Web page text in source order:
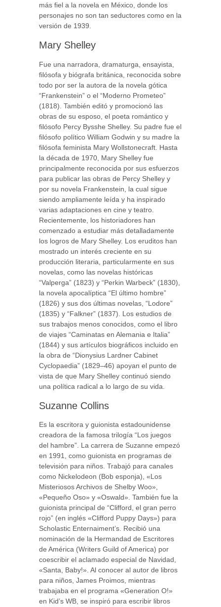
más fiel a la novela en México, donde los
personajes no son tan seductores como en la
versión de 1939.
Mary Shelley
Fue una narradora, dramaturga, ensayista,
filósofa y biógrafa británica, reconocida sobre
todo por ser la autora de la novela gótica
“Frankenstein” o el “Moderno Prometeo”
(1818). También editó y promocionó las
obras de su esposo, el poeta romántico y
filósofo Percy Bysshe Shelley. Su padre fue el
filósofo político William Godwin y su madre la
filósofa feminista Mary Wollstonecraft. Hasta
la década de 1970, Mary Shelley fue
principalmente reconocida por sus esfuerzos
para publicar las obras de Percy Shelley y
por su novela Frankenstein, la cual sigue
siendo ampliamente leída y ha inspirado
varias adaptaciones en cine y teatro.
Recientemente, los historiadores han
comenzado a estudiar más detalladamente
los logros de Mary Shelley. Los eruditos han
mostrado un interés creciente en su
producción literaria, particularmente en sus
novelas, como las novelas históricas
“Valperga” (1823) y “Perkin Warbeck” (1830),
la novela apocalíptica “El último hombre”
(1826) y sus dos últimas novelas, “Lodore”
(1835) y “Falkner” (1837). Los estudios de
sus trabajos menos conocidos, como el libro
de viajes “Caminatas en Alemania e Italia”
(1844) y sus artículos biográficos incluido en
la obra de “Dionysius Lardner Cabinet
Cyclopaedia” (1829–46) apoyan el punto de
vista de que Mary Shelley continuó siendo
una política radical a lo largo de su vida.
Suzanne Collins
Es la escritora y guionista estadounidense
creadora de la famosa trilogía “Los juegos
del hambre”. La carrera de Suzanne empezó
en 1991, como guionista en programas de
televisión para niños. Trabajó para canales
como Nickelodeon (Bob esponja), «Los
Misteriosos Archivos de Shelby Woo»,
«Pequeño Oso» y «Oswald». También fue la
guionista principal de “Clifford, el gran perro
rojo” (en inglés «Clifford Puppy Days») para
Scholastic Enternaiment’s. Recibió una
nominación de la Hermandad de Escritores
de América (Writers Guild of America) por
coescribir el aclamado especial de Navidad,
«Santa, Baby!». Al conocer al autor de libros
para niños, James Proimos, mientras
trabajaba en el programa «Generation O!»
en Kid’s WB, se inspiró para escribir libros